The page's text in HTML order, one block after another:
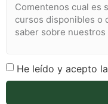
He leído y acepto